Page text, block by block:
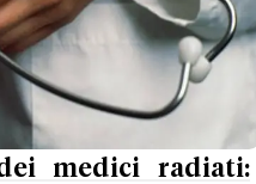
medici radiati: